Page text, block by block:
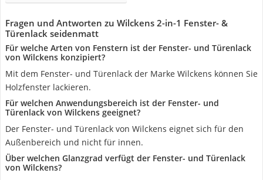
Fragen und Antworten zu Wilckens 2-in-1 Fenster- &
Türenlack seidenmatt
Für welche Arten von Fenstern ist der Fenster- und Türenlack
von Wilckens konzipiert?
Mit dem Fenster- und Türenlack der Marke Wilckens können Sie
Holzfenster lackieren.
Für welchen Anwendungsbereich ist der Fenster- und
Türenlack von Wilckens geeignet?
Der Fenster- und Türenlack von Wilckens eignet sich für den
Außenbereich und nicht für innen.
Über welchen Glanzgrad verfügt der Fenster- und Türenlack
von Wilckens?